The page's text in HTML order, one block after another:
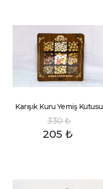
Karışık Kuru Yemiş Kutusu
330₺
205 ₺